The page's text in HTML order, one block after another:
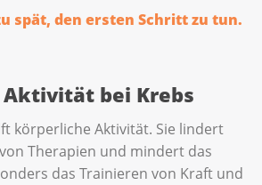
spät, den ersten Schritt zu tun.
bei Krebs
körperliche Aktivität. Sie lindert
Therapien und mindert das
das Trainieren von Kraft und